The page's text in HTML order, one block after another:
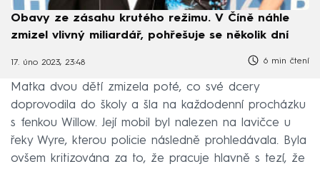
Obavy ze zásahu krutého režimu. V Číně náhle
zmizel vlivný miliardář, pohřešuje se několik dní
17. úno 2023, 23:48 6 min čtení
Matka dvou dětí zmizela poté, co své dcery
doprovodila do školy a šla na každodenní procházku
s fenkou Willow. Její mobil byl nalezen na lavičce u
řeky Wyre, kterou policie následně prohledávala. Byla
ovšem kritizována za to, že pracuje hlavně s tezí, že